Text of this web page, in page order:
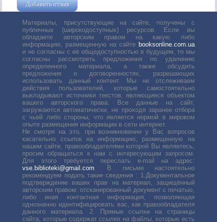
Добавить отзыв
Материалы, присутствующие на сайте, получены с
публичных (широкодоступных) ресурсов. Если вы
обладаете авторским правом на какую либо
информацию, размещенную на сайте booksonline.com.ua
и не согласны с её общедоступностью в будущем, то мы
согласны рассмотреть предложения по удалению
определенного материала, а также обсудить
предложения о договоренностях, разрешающих
использовать данный контент. Мы не отслеживаем
действия пользователей, которые самостоятельно
выкладывают источники текстов, являющиеся объектом
вашего авторского права. Все данные на сайт,
загружаются автоматически, не проходя заранее отбора
с чьей либо стороны, что является нормой в мировом
опыте размещения информации в сети интернет.
Не смотря на это, при возникновении у Вас вопросов
касательно ссылок на информацию, размещенную на
нашем сайте, правообладателями которой Вы являетесь,
просим обращаться к нам с интересующим запросом.
Для этого требуется переслать е-mail на адрес:
vse.biblioteki@gmail.com. В письме настоятельно
рекомендуем подать такие сведения : 1.Документальное
подтверждение ваших прав на материал, защищённый
авторским правом: отсканированный документ с печатью,
либо иная контактная информация, позволяющая
однозначно идентифицировать вас, как правообладателя
данного материала. 2. Прямые ссылки на страницы
сайта, которые содержат ссылки на файлы, которые есть